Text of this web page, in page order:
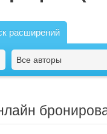
расширений
Все авторы